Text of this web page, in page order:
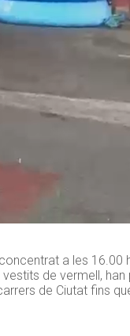
a les 16.00
de vermell,
de Ciutat fins